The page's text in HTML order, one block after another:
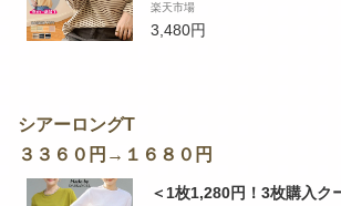
可愛い 韓国ファッション
4】【即納&予約：4月13日
楽天市場
3,480円
シアーロングT
３３６０円→１６８０円
＜1枚1,280円！3枚購入ク